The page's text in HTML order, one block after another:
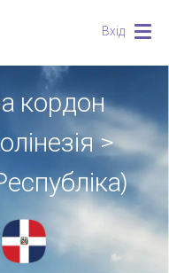
Вхід
кордон
>